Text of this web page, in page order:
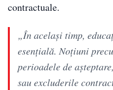
contractuale.
„În același timp,
esențială. Noțiuni
perioadele de
sau excluderile